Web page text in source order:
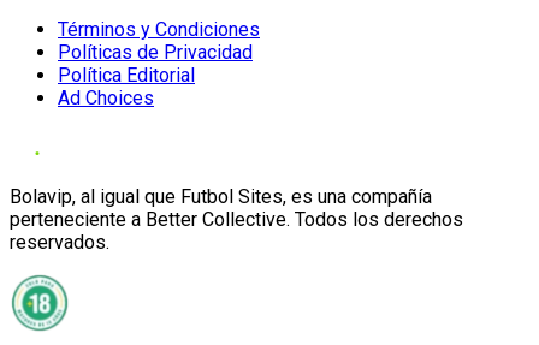
Términos y Condiciones
Políticas de Privacidad
Política Editorial
Ad Choices
Bolavip, al igual que Futbol Sites, es una compañía
perteneciente a Better Collective. Todos los derechos
reservados.